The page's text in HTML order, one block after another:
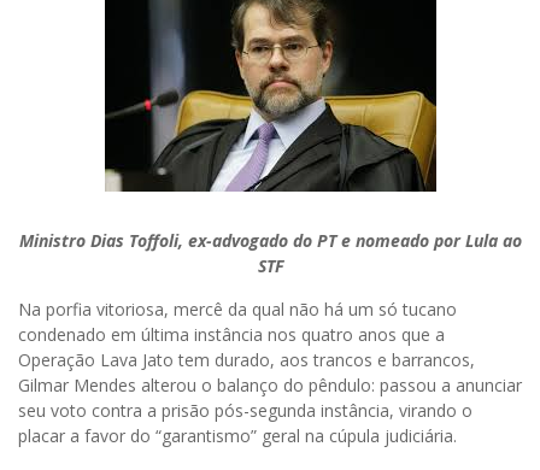
Ministro Dias Toffoli, ex-advogado do PT e nomeado por Lula ao
STF
Na porfia vitoriosa, mercê da qual não há um só tucano
condenado em última instância nos quatro anos que a
Operação Lava Jato tem durado, aos trancos e barrancos,
Gilmar Mendes alterou o balanço do pêndulo: passou a anunciar
seu voto contra a prisão pós-segunda instância, virando o
placar a favor do “garantismo” geral na cúpula judiciária.